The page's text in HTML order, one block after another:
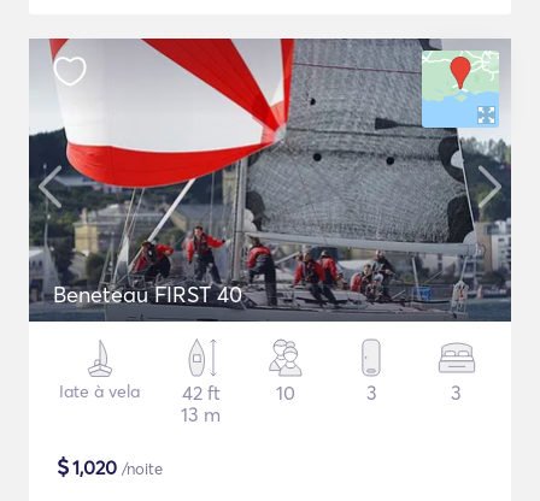
Beneteau FIRST 40
Iate à vela
42 ft
13 m
10 3 3
$1,020 /noite